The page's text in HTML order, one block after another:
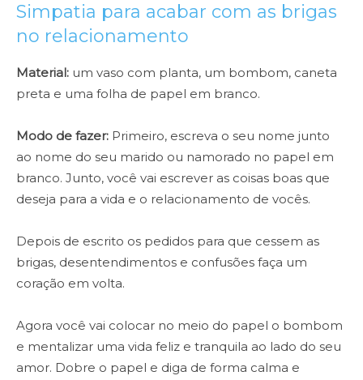
Simpatia para acabar com as brigas
no relacionamento
Material: um vaso com planta, um bombom, caneta
preta e uma folha de papel em branco.
Modo de fazer: Primeiro, escreva o seu nome junto
ao nome do seu marido ou namorado no papel em
branco. Junto, você vai escrever as coisas boas que
deseja para a vida e o relacionamento de vocês.
Depois de escrito os pedidos para que cessem as
brigas, desentendimentos e confusões faça um
coração em volta.
Agora você vai colocar no meio do papel o bombom
e mentalizar uma vida feliz e tranquila ao lado do seu
amor. Dobre o papel e diga de forma calma e